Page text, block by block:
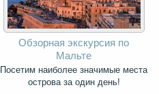
Обзорная экскурсия по
Мальте
Посетим наиболее значимые места
острова за один день!